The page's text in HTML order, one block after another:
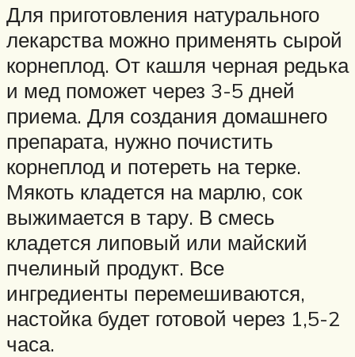
Для приготовления натурального
лекарства можно применять сырой
корнеплод. От кашля черная редька
и мед поможет через 3-5 дней
приема. Для создания домашнего
препарата, нужно почистить
корнеплод и потереть на терке.
Мякоть кладется на марлю, сок
выжимается в тару. В смесь
кладется липовый или майский
пчелиный продукт. Все
ингредиенты перемешиваются,
настойка будет готовой через 1,5-2
часа.